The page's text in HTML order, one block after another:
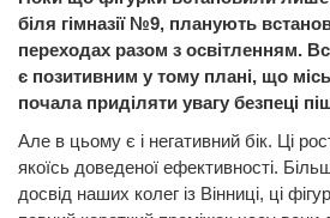
біля гімназії №9, планують
переходах разом з освітленням.
є позитивним у тому плані, що
почала приділяти увагу безпеці
Але в цьому є і негативний бік. Ці
якоїсь доведеної ефективності.
досвід наших колег із Вінниці, ці